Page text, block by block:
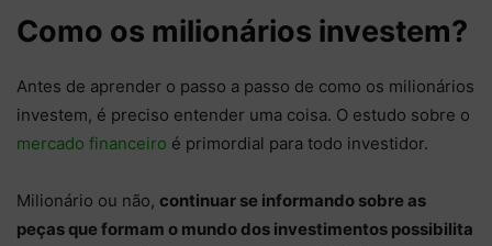
Como os milionários investem?
Antes de aprender o passo a passo de como os milionários
investem, é preciso entender uma coisa. O estudo sobre o
mercado financeiro é primordial para todo investidor.
Milionário ou não, continuar se informando sobre as
peças que formam o mundo dos investimentos possibilita